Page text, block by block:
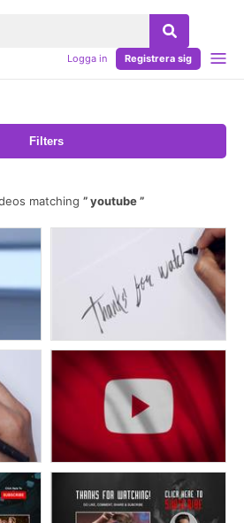
Logga in Registrera sig
Filters
matching
youtube